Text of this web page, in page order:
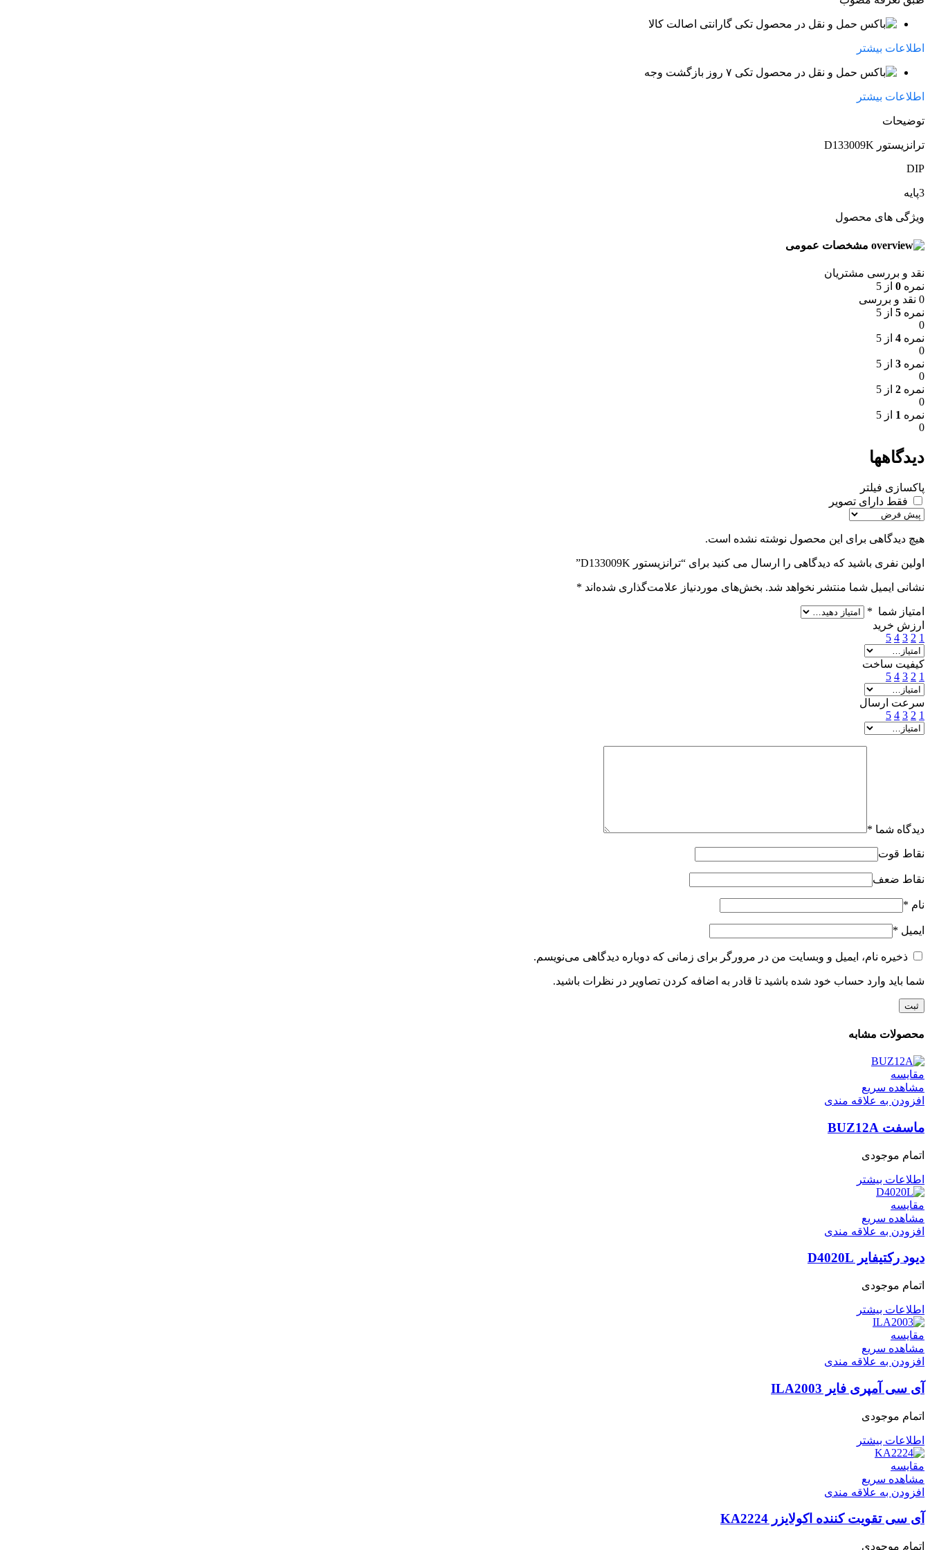
گارانتی اصالت کالا
اطلاعات بیشتر
۷ روز بازگشت وجه
اطلاعات بیشتر
توضیحات
ترانزیستور D133009K
DIP
3پایه
ویژگی های محصول
مشخصات عمومی
نقد و بررسی مشتریان
نمره 0 از 5
0 نقد و بررسی
نمره 5 از 5
0
نمره 4 از 5
0
نمره 3 از 5
0
نمره 2 از 5
0
نمره 1 از 5
0
دیدگاهها
پاکسازی فیلتر
فقط دارای تصویر
هیچ دیدگاهی برای این محصول نوشته نشده است.
اولین نفری باشید که دیدگاهی را ارسال می کنید برای “ترانزیستور D133009K”
نشانی ایمیل شما منتشر نخواهد شد. بخش‌های موردنیاز علامت‌گذاری شده‌اند *
امتیاز شما *
ارزش خرید
1
2
3
4
5
کیفیت ساخت
1
2
3
4
5
سرعت ارسال
1
2
3
4
5
دیدگاه شما *
نقاط قوت
نقاط ضعف
نام *
ایمیل *
ذخیره نام، ایمیل و وبسایت من در مرورگر برای زمانی که دوباره دیدگاهی می‌نویسم.
شما باید وارد حساب خود شده باشید تا قادر به اضافه کردن تصاویر در نظرات باشید.
محصولات مشابه
مقایسه
مشاهده سریع
افزودن به علاقه مندی
ماسفت BUZ12A
اتمام موجودی
اطلاعات بیشتر
مقایسه
مشاهده سریع
افزودن به علاقه مندی
دیود رکتیفایر D4020L
اتمام موجودی
اطلاعات بیشتر
مقایسه
مشاهده سریع
افزودن به علاقه مندی
آی سی آمپری فایر ILA2003
اتمام موجودی
اطلاعات بیشتر
مقایسه
مشاهده سریع
افزودن به علاقه مندی
آی سی تقویت کننده اکولایزر KA2224
اتمام موجودی